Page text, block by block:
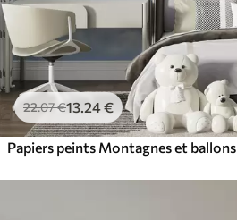
22.07€13 .24€
Papiers peints Montagnes et ballons